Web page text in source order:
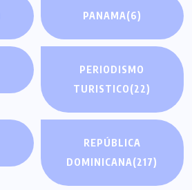
PANAMA(6)
PERIODISMO
TURISTICO(22)
REPÚBLICA
DOMINICANA(217)